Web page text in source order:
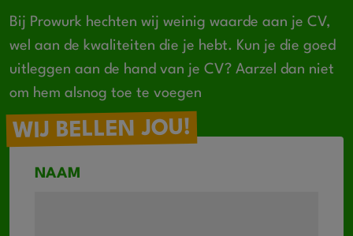
Bij Prowurk hechten wij weinig waarde aan je CV,
wel aan de kwaliteiten die je hebt. Kun je die goed
uitleggen aan de hand van je CV? Aarzel dan niet
om hem alsnog toe te voegen
WIJ BELLEN JOU!
NAAM